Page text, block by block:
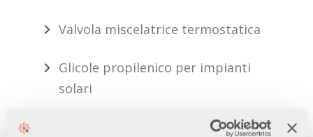
Valvola miscelatrice termostatica
Glicole propilenico per impianti
solari